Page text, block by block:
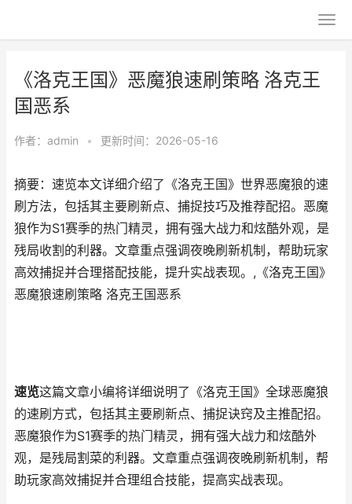
《洛克王国》恶魔狼速刷策略 洛克王
国恶系
作者： admin • 更新时间：2026-05-16
摘要：速览本文详细介绍了《洛克王国》世界恶魔狼的速
刷方法，包括其主要刷新点、捕捉技巧及推荐配招。恶魔
狼作为S1赛季的热门精灵，拥有强大战力和炫酷外观，是
残局收割的利器。文章重点强调夜晚刷新机制，帮助玩家
高效捕捉并合理搭配技能，提升实战表现。,《洛克王国》
恶魔狼速刷策略 洛克王国恶系
速览这篇文章小编将详细说明了《洛克王国》全球恶魔狼
的速刷方式，包括其主要刷新点、捕捉诀窍及主推配招。
恶魔狼作为S1赛季的热门精灵，拥有强大战力和炫酷外
观，是残局割菜的利器。文章重点强调夜晚刷新机制，帮
助玩家高效捕捉并合理组合技能，提高实战表现。